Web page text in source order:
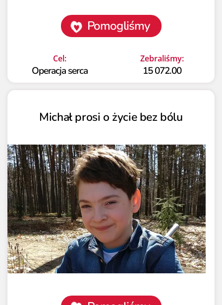
Pomogliśmy
Cel:
Operacja serca
Zebraliśmy:
15 072.00
Michał prosi o życie bez bólu